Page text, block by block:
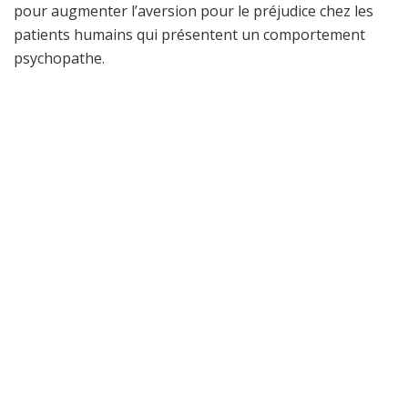
pour augmenter l’aversion pour le préjudice chez les
patients humains qui présentent un comportement
psychopathe.